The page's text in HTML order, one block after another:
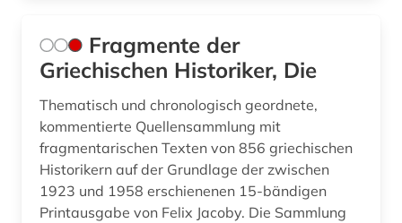
Fragmente der
Griechischen Historiker, Die
Thematisch und chronologisch geordnete,
kommentierte Quellensammlung mit
fragmentarischen Texten von 856 griechischen
Historikern auf der Grundlage der zwischen
1923 und 1958 erschienenen 15-bändigen
Printausgabe von Felix Jacoby. Die Sammlung